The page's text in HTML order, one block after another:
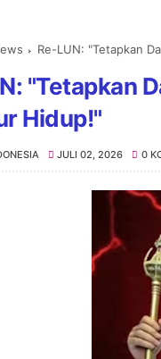
Re-LUN: "Tetapkan
"Tetapkan
Hidup!"
JULI 02, 2026 0